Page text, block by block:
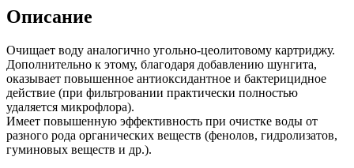
Описание
Очищает воду аналогично угольно-цеолитовому картриджу.
Дополнительно к этому, благодаря добавлению шунгита,
оказывает повышенное антиоксидантное и бактерицидное
действие (при фильтровании практически полностью
удаляется микрофлора).
Имеет повышенную эффективность при очистке воды от
разного рода органических веществ (фенолов, гидролизатов,
гуминовых веществ и др.).